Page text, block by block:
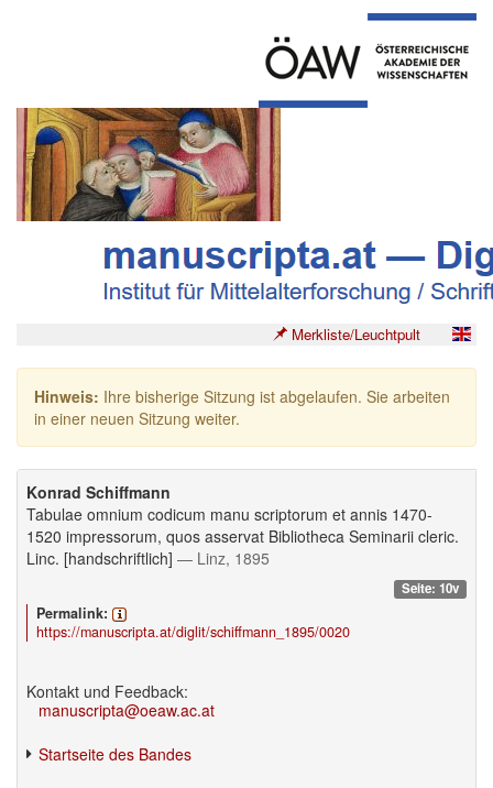
Merkliste/Leuchtpult
Hinweis: Ihre bisherige Sitzung ist abgelaufen. Sie arbeiten
in einer neuen Sitzung weiter.
Konrad Schiffmann
Tabulae omnium codicum manu scriptorum et annis 1470-
1520 impressorum, quos asservat Bibliotheca Seminarii cleric.
Linc. [handschriftlich] — Linz, 1895
Seite: 10v
Permalink:
https://manuscripta.at/diglit/schiffmann_1895/0020
Kontakt und Feedback:
manuscripta@oeaw.ac.at
Startseite des Bandes